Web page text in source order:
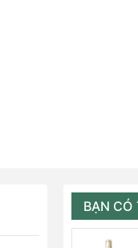
BẠN CÓ